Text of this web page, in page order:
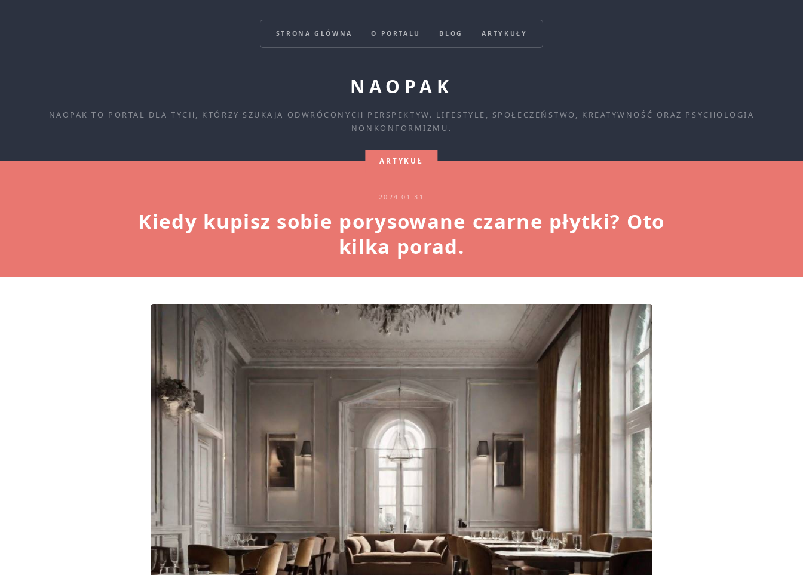
STRONA GŁÓWNA O PORTALU BLOG ARTYKUŁY
NAOPAK
NAOPAK TO PORTAL DLA TYCH, KTÓRZY SZUKAJĄ ODWRÓCONYCH PERSPEKTYW. LIFESTYLE, SPOŁECZEŃSTWO, KREATYWNOŚĆ ORAZ PSYCHOLOGIA
NONKONFORMIZMU.
ARTYKUŁ
2024-01-31
Kiedy kupisz sobie porysowane czarne płytki? Oto
kilka porad.